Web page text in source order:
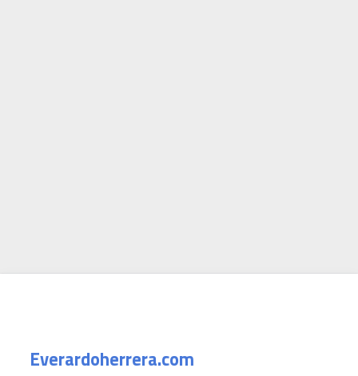
Everardoherrera.com